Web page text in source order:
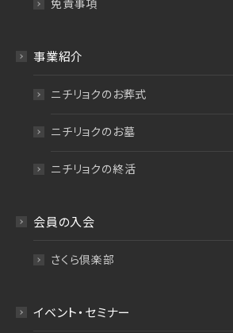
免責事項
事業紹介
ニチリョクのお葬式
ニチリョクのお墓
ニチリョクの終活
会員の入会
さくら倶楽部
イベント・セミナー